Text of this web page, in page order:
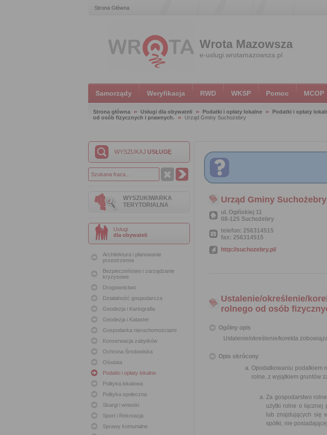
Strona Główna
Wrota Mazowsza
e-uslugi.wrotamazowsza.pl
Samorządy Weryfikacja RWD WKSP Pomoc MCOP
Strona główna Usługi dla obywateli Podatki i opłaty lokalne Podatki i opłaty
od osób fizycznych i prawnych.
Urząd Gminy Suchożebry
WYSZUKAJ USŁUGĘ
WYSZUKIWARKA
TERYTORIALNA
Usługi
dla obywateli
Architektura i planowanie
przestrzenne
Bezpieczeństwo i zarządzanie
kryzysowe
Drogownictwo
Działalność gospodarcza
Geodezja i Kartografia
Geodezja i Kataster
Gospodarka nieruchomościami
Konserwacja zabytków
Ochrona Środowiska
Oświata
Podatki i opłaty lokalne
Polityka lokalowa
Polityka społeczna
Skargi i wnioski
Sport i Rekreacja
Sprawy komunalne
Urząd Gminy Suchożebry
ul. Ogińskiej 11
08-125 Suchożebry
telefon: 256314515
fax: 256314515
http://suchozebry.pl/
Ustalenie/określenie/
rolnego od osób
Ogólny opis
Ustalenie/określenie/korekta
Opis skrócony
Opodatkowaniu podatkiem
rolne, z wyjątkiem gruntów
Za gospodarstwo
użytki rolne o łącznej
lub znajdujących się
spółki, nie